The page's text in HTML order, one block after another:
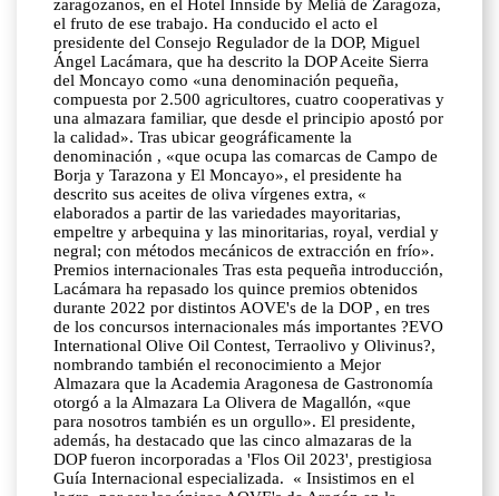
zaragozanos, en el Hotel Innside by Meliá de Zaragoza,
el fruto de ese trabajo. Ha conducido el acto el
presidente del Consejo Regulador de la DOP, Miguel
Ángel Lacámara, que ha descrito la DOP Aceite Sierra
del Moncayo como «una denominación pequeña,
compuesta por 2.500 agricultores, cuatro cooperativas y
una almazara familiar, que desde el principio apostó por
la calidad». Tras ubicar geográficamente la
denominación , «que ocupa las comarcas de Campo de
Borja y Tarazona y El Moncayo», el presidente ha
descrito sus aceites de oliva vírgenes extra, «
elaborados a partir de las variedades mayoritarias,
empeltre y arbequina y las minoritarias, royal, verdial y
negral; con métodos mecánicos de extracción en frío».
Premios internacionales Tras esta pequeña introducción,
Lacámara ha repasado los quince premios obtenidos
durante 2022 por distintos AOVE's de la DOP , en tres
de los concursos internacionales más importantes ?EVO
International Olive Oil Contest, Terraolivo y Olivinus?,
nombrando también el reconocimiento a Mejor
Almazara que la Academia Aragonesa de Gastronomía
otorgó a la Almazara La Olivera de Magallón, «que
para nosotros también es un orgullo». El presidente,
además, ha destacado que las cinco almazaras de la
DOP fueron incorporadas a 'Flos Oil 2023', prestigiosa
Guía Internacional especializada. « Insistimos en el